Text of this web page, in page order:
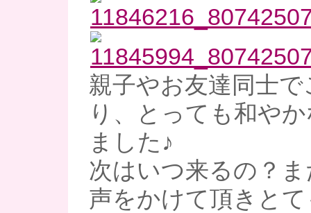
親子やお友達同士
り、とっても和や
ました♪
次はいつ来るの？
声をかけて頂きと